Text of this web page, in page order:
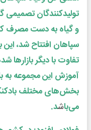
تولیدکنندگان
سپاهان افتتاح شد،
آموزش این مجموعه به
بخش‌های مختلف بادکنک
می‌باشد.